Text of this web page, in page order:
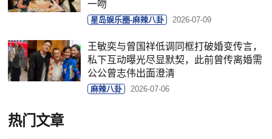
一吻
星岛娱乐圈-麻辣八卦 2026-07-09
王敏奕与曾国祥低调同框打破婚变传言，
私下互动曝光尽显默契，此前曾传离婚需
公公曾志伟出面澄清
麻辣八卦 2026-07-06
热门文章